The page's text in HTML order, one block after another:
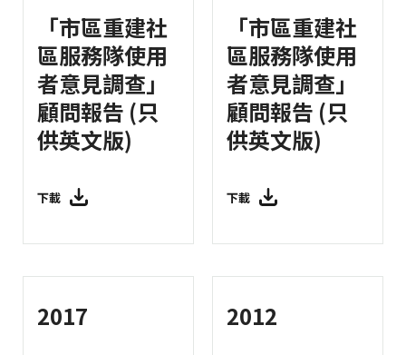
「市區重建社
區服務隊使用
者意見調查」
顧問報告 (只
供英文版)
下載
「市區重建社
區服務隊使用
者意見調查」
顧問報告 (只
供英文版)
下載
2017
2012